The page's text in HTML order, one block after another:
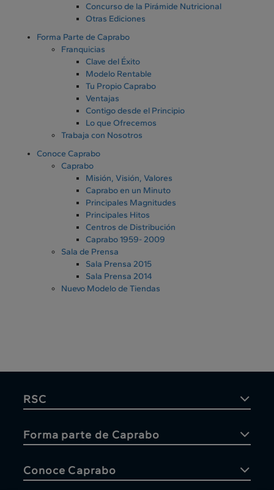
Concurso de la Pirámide Nutricional
Otras Ediciones
Forma Parte de Caprabo
Franquicias
Clave del Éxito
Modelo Rentable
Tu Propio Caprabo
Ventajas
Contigo desde el Principio
Lo que Ofrecemos
Trabaja con Nosotros
Conoce Caprabo
Caprabo
Misión, Visión, Valores
Caprabo en un Minuto
Principales Magnitudes
Principales Hitos
Centros de Distribución
Caprabo 1959- 2009
Sala de Prensa
Sala Prensa 2015
Sala Prensa 2014
Nuevo Modelo de Tiendas
RSC
Forma parte de Caprabo
Conoce Caprabo